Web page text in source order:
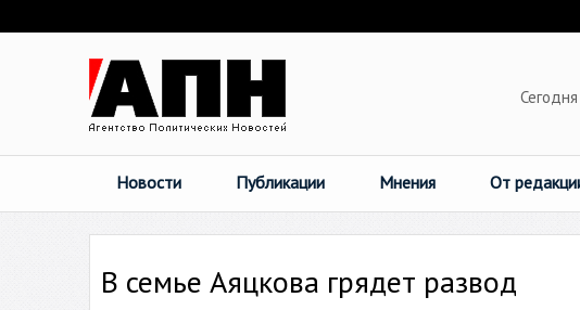
Новости Публикации Мнения От
В семье Аяцкова грядет развод